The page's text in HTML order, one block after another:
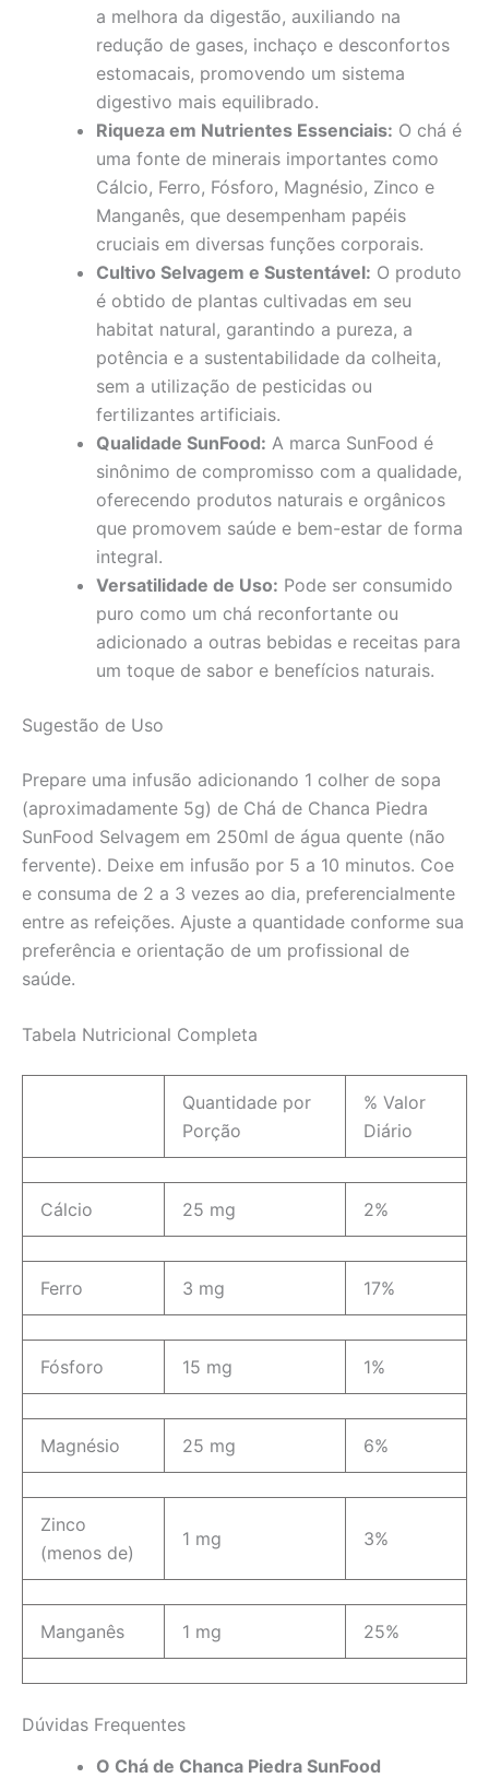
a melhora da digestão, auxiliando na
redução de gases, inchaço e desconfortos
estomacais, promovendo um sistema
digestivo mais equilibrado.
Riqueza em Nutrientes Essenciais: O chá é
uma fonte de minerais importantes como
Cálcio, Ferro, Fósforo, Magnésio, Zinco e
Manganês, que desempenham papéis
cruciais em diversas funções corporais.
Cultivo Selvagem e Sustentável: O produto
é obtido de plantas cultivadas em seu
habitat natural, garantindo a pureza, a
potência e a sustentabilidade da colheita,
sem a utilização de pesticidas ou
fertilizantes artificiais.
Qualidade SunFood: A marca SunFood é
sinônimo de compromisso com a qualidade,
oferecendo produtos naturais e orgânicos
que promovem saúde e bem-estar de forma
integral.
Versatilidade de Uso: Pode ser consumido
puro como um chá reconfortante ou
adicionado a outras bebidas e receitas para
um toque de sabor e benefícios naturais.
Sugestão de Uso
Prepare uma infusão adicionando 1 colher de sopa
(aproximadamente 5g) de Chá de Chanca Piedra
SunFood Selvagem em 250ml de água quente (não
fervente). Deixe em infusão por 5 a 10 minutos. Coe
e consuma de 2 a 3 vezes ao dia, preferencialmente
entre as refeições. Ajuste a quantidade conforme sua
preferência e orientação de um profissional de
saúde.
Tabela Nutricional Completa
Quantidade por
Porção
% Valor
Diário
Cálcio 25 mg 2%
Ferro 3 mg 17%
Fósforo 15 mg 1%
Magnésio 25 mg 6%
Zinco
(menos de)
1 mg 3%
Manganês 1 mg 25%
Dúvidas Frequentes
O Chá de Chanca Piedra SunFood